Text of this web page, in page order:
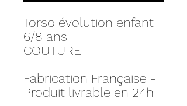
Torso évolution enfant
6/8 ans
COUTURE
Fabrication Française -
Produit livrable en 24h